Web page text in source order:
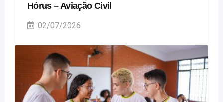
Hórus – Aviação Civil
02/07/2026